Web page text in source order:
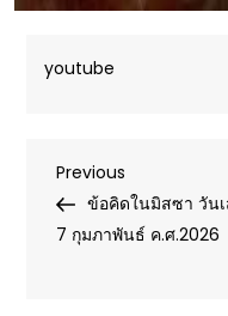
youtube
Post
Previous
Post
Previous
ข้อคิดในมิสซา วัน
7 กุมภาพันธ์ ค.ศ.2026